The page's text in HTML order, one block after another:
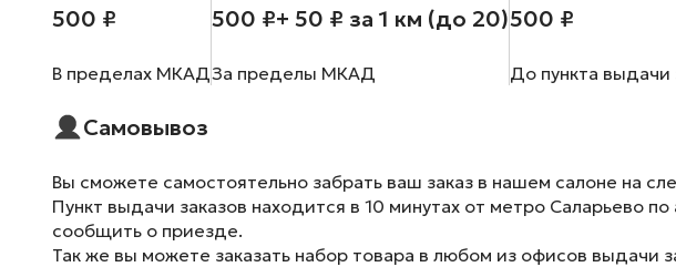
500 ₽
В пределах МКАД
500 ₽+ 50 ₽ за 1 км (до 20)
За пределы МКАД
500 ₽
До пункта
Самовывоз
Вы сможете самостоятельно забрать ваш заказ в нашем салоне на
Пункт выдачи заказов находится в 10 минутах от метро Саларьево
сообщить о приезде.
Так же вы можете заказать набор товара в любом из офисов выдачи